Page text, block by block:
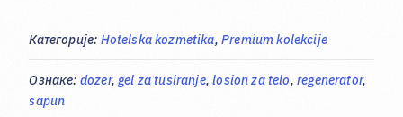
Категорије: Hotelska kozmetika,Premium kolekcije
Ознаке: dozer,gel za tusiranje,losion za telo,regenerator,
sapun